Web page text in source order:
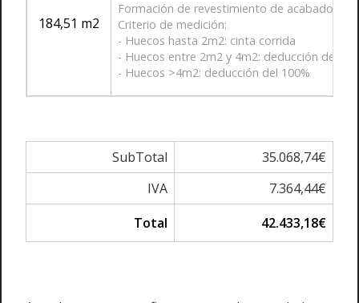
184,51 m2
Formación de revestimiento de acabado en
Criterio de medición:
- Huecos hasta 2m2: cinta corrida
- Huecos entre 2m2 y 4m2: deducción del
- Huecos >4m2: deducción del 100%
SubTotal
35.068,74€
IVA
7.364,44€
Total
42.433,18€